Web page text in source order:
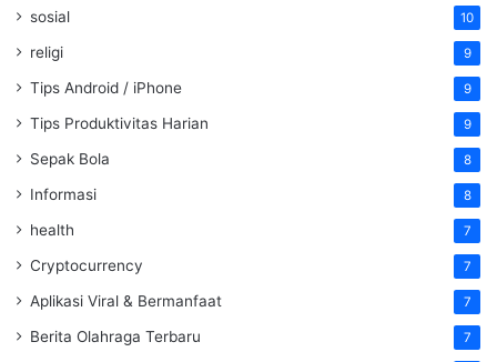
sosial 10
religi 9
Tips Android / iPhone 9
Tips Produktivitas Harian 9
Sepak Bola 8
Informasi 8
health 7
Cryptocurrency 7
Aplikasi Viral & Bermanfaat 7
Berita Olahraga Terbaru 7